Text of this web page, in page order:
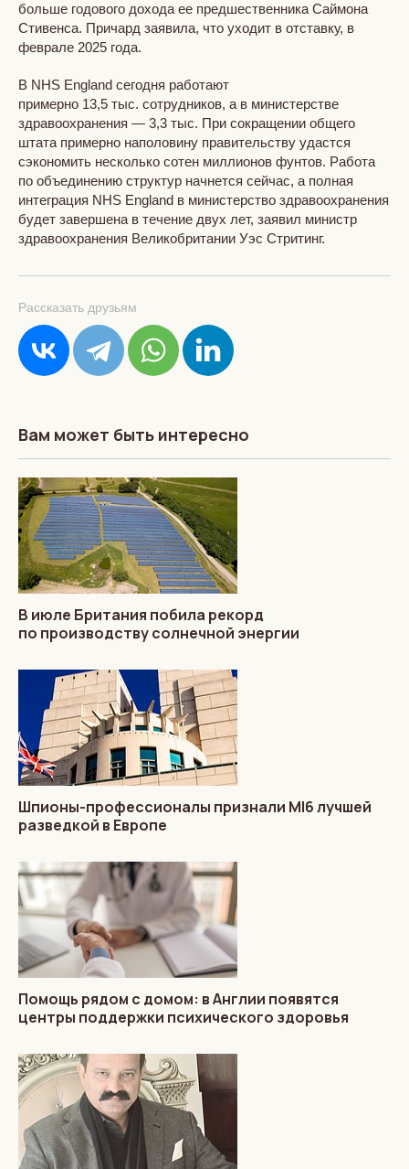
больше годового дохода ее предшественника Саймона
Стивенса. Причард заявила, что уходит в отставку, в
феврале 2025 года.
В NHS England сегодня работают
примерно 13,5 тыс. сотрудников, а в министерстве
здравоохранения — 3,3 тыс. При сокращении общего
штата примерно наполовину правительству удастся
сэкономить несколько сотен миллионов фунтов. Работа
по объединению структур начнется сейчас, а полная
интеграция NHS England в министерство здравоохранения
будет завершена в течение двух лет, заявил министр
здравоохранения Великобритании Уэс Стритинг.
Рассказать друзьям
Вам может быть интересно
В июле Британия побила рекорд
по производству солнечной энергии
Шпионы-профессионалы признали MI6 лучшей
разведкой в Европе
Помощь рядом с домом: в Англии появятся
центры поддержки психического здоровья